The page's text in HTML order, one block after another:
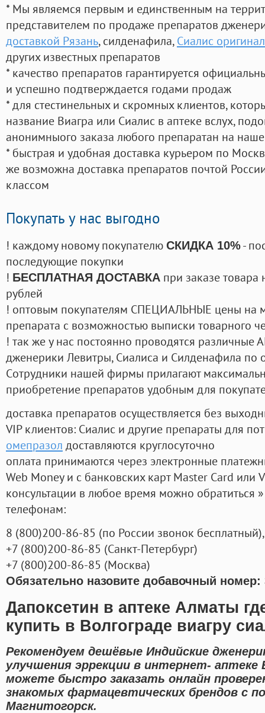
* Мы являемся первым и единственным на
представителем по продаже препаратов
доставкой Рязань, силденафила, Сиалис
других известных препаратов
* качество препаратов гарантируется
и успешно подтверждается годами продаж
* для стестинельных и скромных клиентов,
название Виагра или Сиалис в аптеке вслух,
анонимныого заказа любого препаратан на
* быстрая и удобная доставка курьером по
же возможна доставка препаратов почтой
классом
Покупать у нас выгодно
! каждому новому покупателю СКИДКА 10%-
последующие покупки
! БЕСПЛАТНАЯ ДОСТАВКА при заказе
рублей
! оптовым покупателям СПЕЦИАЛЬНЫЕ цены на
препарата с возможностью выписки товарного
! так же у нас постоянно проводятся
дженерики Левитры, Сиалиса и Силденафила по
Cотрудники нашей фирмы прилагают
приобретение препаратов удобным для
доставка препаратов осуществляется без
VIP клиентов: Сиалис и другие препараты для
омепразол доставляются круглосуточно
оплата принимаются через электронные
Web Money и с банковских карт Master Card или
консультации в любое время можно обратиться
телефонам:
8 (800)200-86-85 (по России звонок бесплатный),
+7 (800)200-86-85 (Санкт-Петербург)
+7 (800)200-86-85 (Москва)
Обязательно назовите добавочный номер:
Дапоксетин в аптеке Алматы
купить в Волгограде виагру
Рекомендуем дешёвые Индийские
улучшения эррекции в интернет- аптеке
можете быстро заказать онлайн
знакомых фармацевтических брендов с
Магнитогорск.